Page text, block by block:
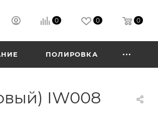
0 0 0
ПОЛИРОВКА
IW008